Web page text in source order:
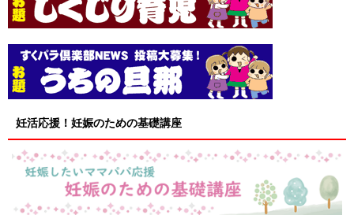
妊活応援！妊娠のための基礎講座